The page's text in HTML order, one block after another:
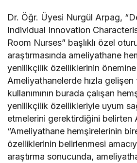
Dr. Öğr. Üyesi Nurgül Arpag,
Individual Innovation
Room Nurses” başlıklı özel
araştırmasında ameliyathane
yenilikçilik özelliklerinin
Ameliyathanelerde hızla
kullanımının burada çalışan
yenilikçilik özellikleriyle uyum
etmelerini gerektirdiğini belirten
“Ameliyathane hemşirelerinin
özelliklerinin belirlenmesi
araştırma sonucunda,